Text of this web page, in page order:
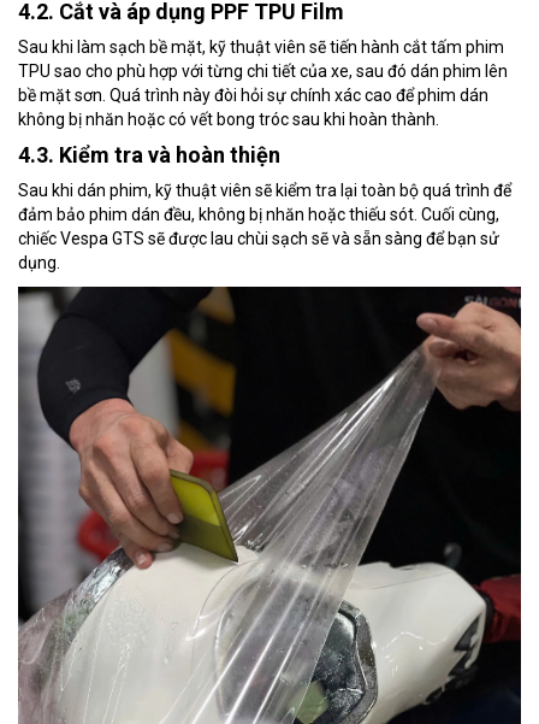
4.2. Cắt và áp dụng PPF TPU Film
Sau khi làm sạch bề mặt, kỹ thuật viên sẽ tiến hành cắt tấm phim
TPU sao cho phù hợp với từng chi tiết của xe, sau đó dán phim lên
bề mặt sơn. Quá trình này đòi hỏi sự chính xác cao để phim dán
không bị nhăn hoặc có vết bong tróc sau khi hoàn thành.
4.3. Kiểm tra và hoàn thiện
Sau khi dán phim, kỹ thuật viên sẽ kiểm tra lại toàn bộ quá trình để
đảm bảo phim dán đều, không bị nhăn hoặc thiếu sót. Cuối cùng,
chiếc Vespa GTS sẽ được lau chùi sạch sẽ và sẵn sàng để bạn sử
dụng.